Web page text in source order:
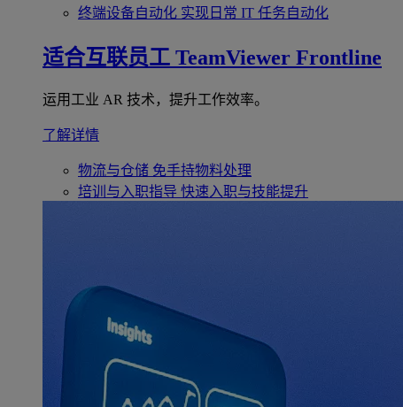
终端设备自动化 实现日常 IT 任务自动化
适合互联员工 TeamViewer Frontline
运用工业 AR 技术，提升工作效率。
了解详情
物流与仓储 免手持物料处理
培训与入职指导 快速入职与技能提升